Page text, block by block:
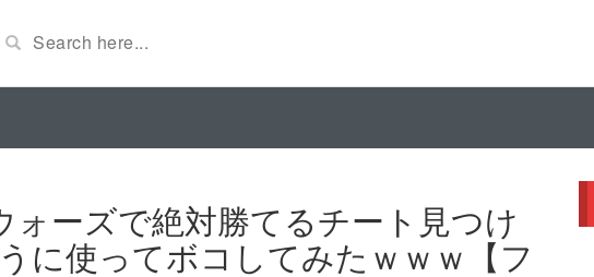
ォーズで絶対勝てるチート見つけ
に使ってボコしてみたｗｗｗ【フ